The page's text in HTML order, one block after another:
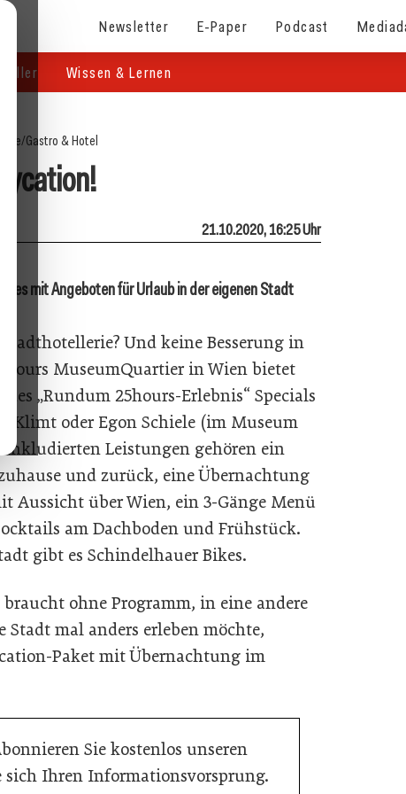
Newsletter E-Paper Podcast
Wissen & Lernen
/Gastro & Hotel
21.10.2020, 16:25 Uhr
es mit Angeboten für Urlaub in der eigenen Stadt
Und keine Besserung in
MuseumQuartier in Wien bietet
„Rundum 25hours-Erlebnis“ Specials
Klimt oder Egon Schiele (im Museum
inkludierten Leistungen gehören ein
und zurück, eine Übernachtung
Aussicht über Wien, ein 3-Gänge Menü
am Dachboden und Frühstück.
gibt es Schindelhauer Bikes.
ohne Programm, in eine andere
mal anders erleben möchte,
Paket mit Übernachtung im
Sie kostenlos unseren
sich Ihren Informationsvorsprung.